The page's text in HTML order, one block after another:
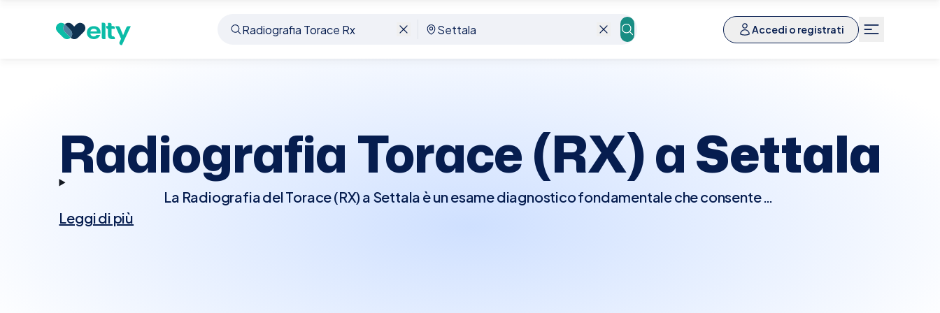
Accedi o registrati
Prenota visita Radiografia Torace Rx Settala
Radiografia Torace (RX) aSettala
La Radiografia del Torace (RX) a Settala è un esame diagnostico fondamentale che consente di
Leggi di più